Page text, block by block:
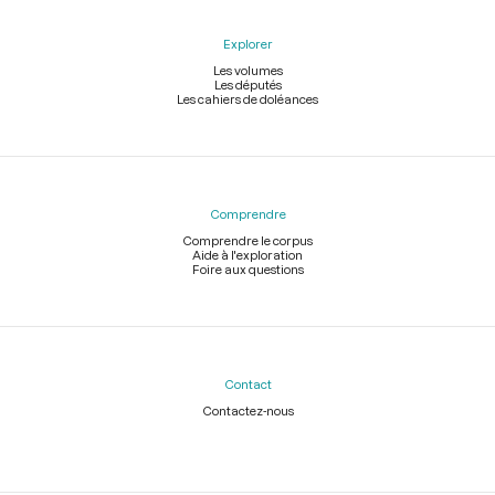
Explorer
Les volumes
Les députés
Les cahiers de doléances
Comprendre
Comprendre le corpus
Aide à l'exploration
Foire aux questions
Contact
Contactez-nous
Légal